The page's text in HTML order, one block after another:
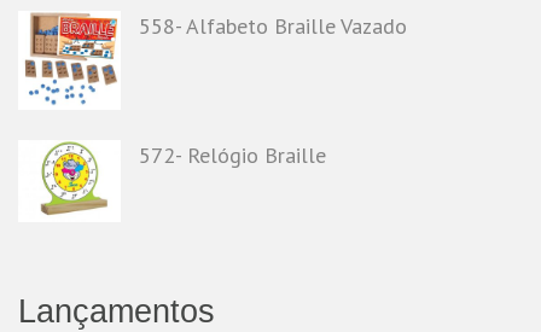
558- Alfabeto Braille Vazado
572- Relógio Braille
Lançamentos